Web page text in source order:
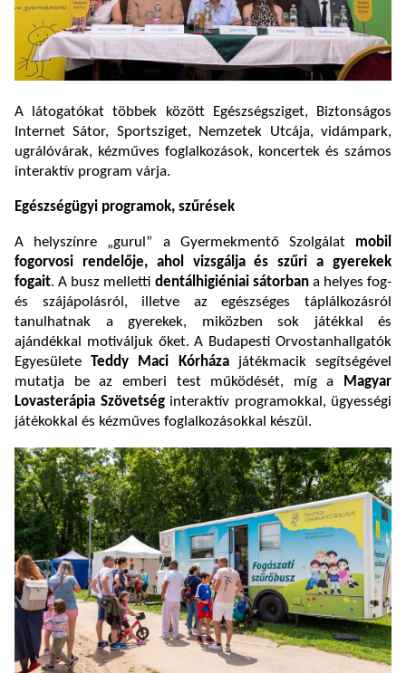
A látogatókat többek között Egészségsziget, Biztonságos
Internet Sátor, Sportsziget, Nemzetek Utcája, vidámpark,
ugrálóvárak, kézműves foglalkozások, koncertek és számos
interaktív program várja.
Egészségügyi programok, szűrések
A helyszínre „gurul” a Gyermekmentő Szolgálat mobil
fogorvosi rendelője, ahol vizsgálja és szűri a gyerekek
fogait. A busz melletti dentálhigiéniai sátorban a helyes fog-
és szájápolásról, illetve az egészséges táplálkozásról
tanulhatnak a gyerekek, miközben sok játékkal és
ajándékkal motiváljuk őket. A Budapesti Orvostanhallgatók
EgyesületeTeddy Maci Kórházajátékmacik segítségével
mutatja be az emberi test működését, míg a
Magyar
Lovasterápia Szövetséginteraktív programokkal, ügyességi
játékokkal és kézműves foglalkozásokkal készül.